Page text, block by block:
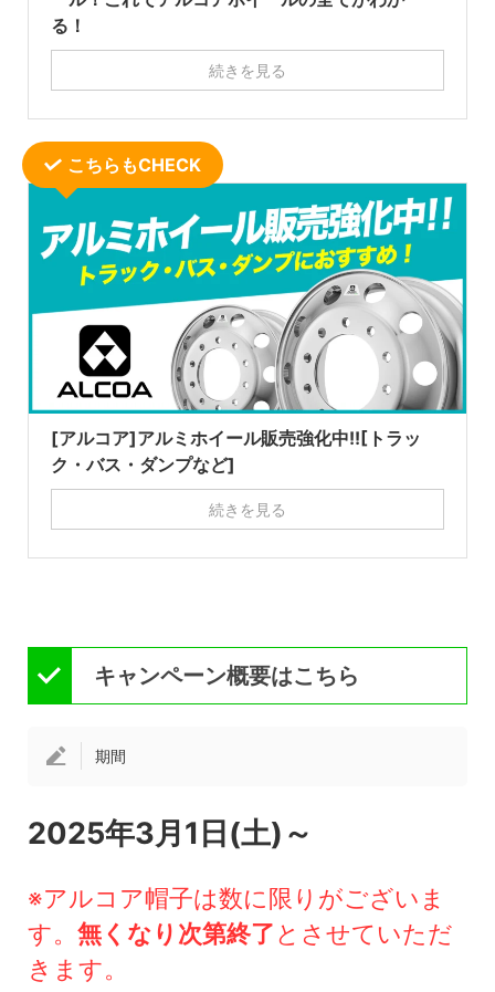
る！
続きを見る
こちらもCHECK
[アルコア]アルミホイール販売強化中!![トラッ
ク・バス・ダンプなど]
続きを見る
キャンペーン概要はこちら
期間
2025年3月1日(土)～
※アルコア帽子は数に限りがございま
す。 無くなり次第終了とさせていただ
きます。